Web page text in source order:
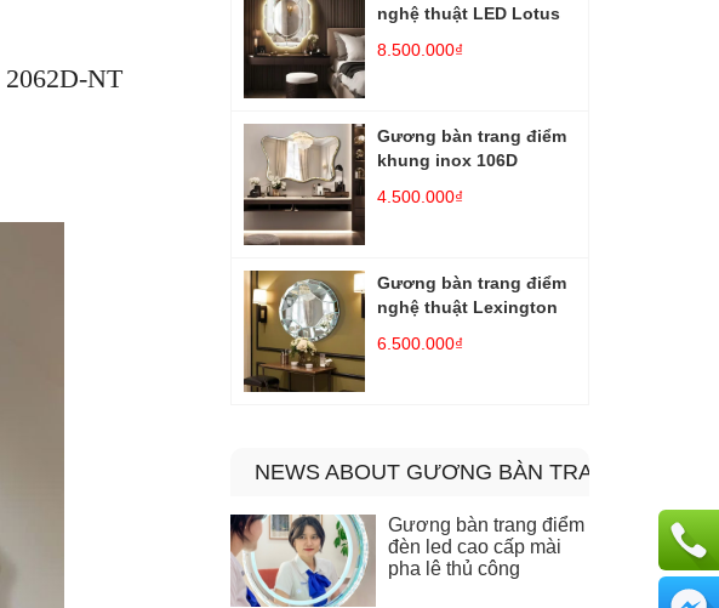
2062D-NT
nghệ thuật LED Lotus
8.500.000₫
Gương bàn trang điểm
khung inox 106D
4.500.000₫
Gương bàn trang điểm
nghệ thuật Lexington
6.500.000₫
NEWS ABOUT GƯƠNG BÀN TRANG ĐIỂM
Gương bàn trang điểm
đèn led cao cấp mài
pha lê thủ công